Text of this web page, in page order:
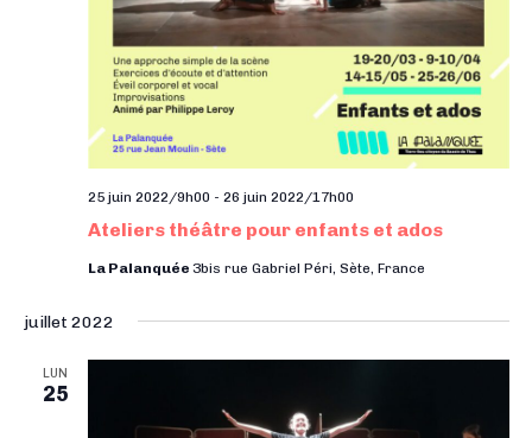
Ateliers théâtre pour enfants et ados
25 juin 2022/9h00 - 26 juin 2022/17h00
La Palanquée 3bis rue Gabriel Péri, Sète, France
juillet 2022
LUN
25